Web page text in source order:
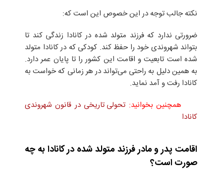
نکته‌‌‌‌ جالب توجه در این خصوص این است که:
ضرورتی ندارد که فرزند متولد شده در کانادا زندگی کند تا
بتواند شهروندی خود را حفظ کند. کودکی که در کانادا متولد
شده است تابعیت و اقامت این کشور را تا پایان عمر دارد.
به همین دلیل به راحتی می‌تواند در هر زمانی که خواست به
کانادا رفت و آمد نماید.
همچنین بخوانید: تحولی تاریخی در قانون شهروندی
کانادا
اقامت پدر و مادر فرزند متولد شده در کانادا به چه
صورت است؟